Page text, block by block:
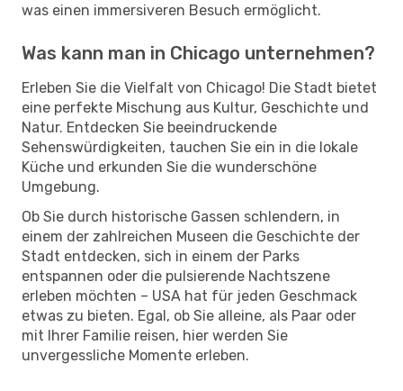
was einen immersiveren Besuch ermöglicht.
Was kann man in Chicago unternehmen?
Erleben Sie die Vielfalt von Chicago! Die Stadt bietet
eine perfekte Mischung aus Kultur, Geschichte und
Natur. Entdecken Sie beeindruckende
Sehenswürdigkeiten, tauchen Sie ein in die lokale
Küche und erkunden Sie die wunderschöne
Umgebung.
Ob Sie durch historische Gassen schlendern, in
einem der zahlreichen Museen die Geschichte der
Stadt entdecken, sich in einem der Parks
entspannen oder die pulsierende Nachtszene
erleben möchten – USA hat für jeden Geschmack
etwas zu bieten. Egal, ob Sie alleine, als Paar oder
mit Ihrer Familie reisen, hier werden Sie
unvergessliche Momente erleben.